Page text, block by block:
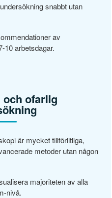
snabbt utan
av
10 arbetsdagar.
och ofarlig
är mycket tillförlitliga,
metoder utan någon
majoriteten av alla
nivå.